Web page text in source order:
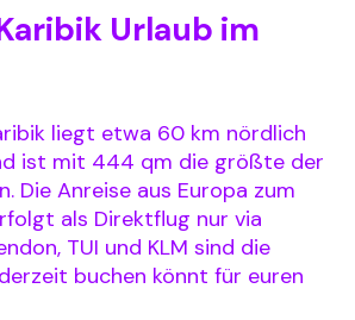
Urlaub im
liegt etwa 60 km nördlich
ist mit 444 qm die größte der
Die Anreise aus Europa zum
als Direktflug nur via
TUI und KLM sind die
buchen könnt für euren